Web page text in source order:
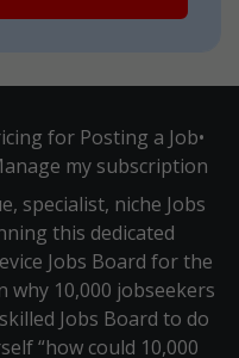
for Posting a Job•
my subscription
specialist, niche Jobs
this dedicated
Jobs Board for the
why 10,000 jobseekers
Jobs Board to do
“how could 10,000